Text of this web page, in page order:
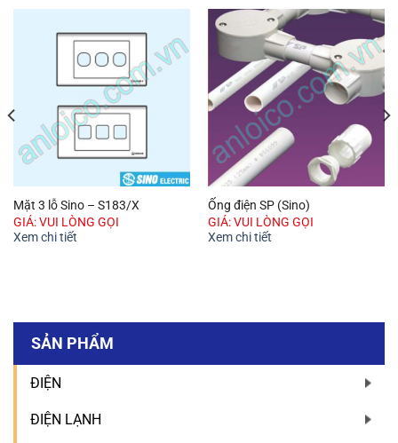
SẢN PHẨM
ĐIỆN
ĐIỆN LẠNH
Mặt 3 lỗ Sino – S183/X
GIÁ: VUI LÒNG GỌI
Xem chi tiết
Ống điện SP (Sino)
GIÁ: VUI LÒNG GỌI
Xem chi tiết